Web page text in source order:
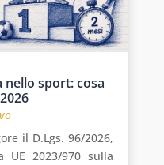
sport: cosa
il D.Lgs. 96/2026,
UE 2023/970 sulla